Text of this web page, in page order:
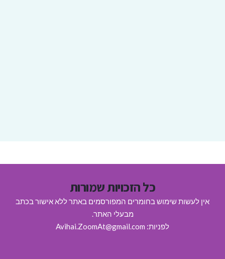
כל הזכויות שמורות
אין לעשות שימוש בחומרים המפורסמים באתר ללא אישור בכתב
מבעלי האתר.
לפניות: Avihai.ZoomAt@gmail.com